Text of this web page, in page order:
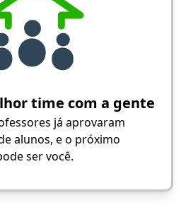
time com a gente
já aprovaram
alunos, e o próximo
ser você.